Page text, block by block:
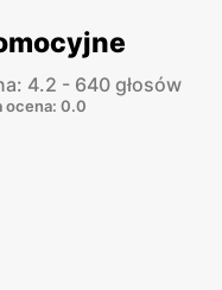
4.2 - 640 głosów
ocena: 0.0